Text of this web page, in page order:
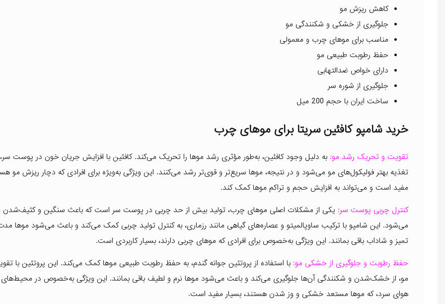
کاهش ریزش مو
جلوگیری از خشکی و شکنندگی مو
مناسب برای موهای چرب و معمولی
حفظ رطوبت طبیعی مو
دارای خواص ضدالتهابی
جلوگیری از شوره سر
ساخت ایران با حجم 200 میل
خرید شامپو کافئین سریتا برای موهای چرب
تقویت و تحریک رشد مو: به دلیل وجود کافئین، به‌طور مؤثری رشد موها را تحریک می‌کند. کافئین با افزایش جریان خون در پوست
تغذیه بهتر فولیکول‌های مو می‌شود و در نتیجه، موها سریع‌تر و قوی‌تر رشد می‌کنند. این ویژگی به‌ویژه برای افرادی که دچار ریزش مو
مفید است و می‌تواند به افزایش حجم و تراکم موها کمک کند.
کنترل چربی پوست سر: یکی از مشکلات اصلی موهای چرب، تولید بیش از حد چربی در پوست سر است که باعث سنگین و کثیف‌شدن
می‌شود. این شامپو با ترکیب ساوپالمیتو و عصاره‌های گیاهی مانند رزماری، به کنترل تولید چربی کمک می‌کند و باعث می‌شود موها
تمیز و شاداب باقی بمانند. این ویژگی به‌خصوص برای افرادی که موهای چربی دارند، بسیار کاربردی است.
حفظ رطوبت و جلوگیری از خشکی مو: با استفاده از پروتئین جوانه گندم، به حفظ رطوبت طبیعی موها کمک می‌کند. این پروتئین با
مو، از خشک‌شدن و شکنندگی آن‌ها جلوگیری می‌کند و باعث می‌شود موها نرم و لطیف باقی بمانند. این ویژگی به‌خصوص در
هوای سرد، که موها مستعد خشکی و وز شدن هستند، بسیار مفید است.